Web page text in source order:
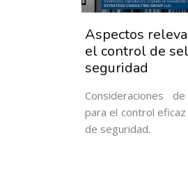
Aspectos
el control de
seguridad
Consideraciones
para el control
de seguridad.